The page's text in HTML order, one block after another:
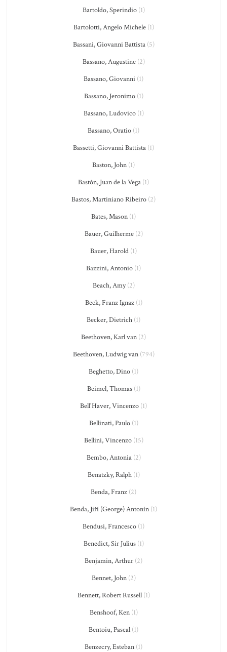
Bartoldo, Sperindio(1)
Bartolotti, Angelo Michele(1)
Bassani, Giovanni Battista(5)
Bassano, Augustine(2)
Bassano, Giovanni (1)
Bassano, Jeronimo(1)
Bassano, Ludovico(1)
Bassano, Oratio (1)
Bassetti, Giovanni Battista (1)
Baston, John (1)
Bastón, Juan de la Vega (1)
Bastos, Martiniano Ribeiro (2)
Bates, Mason (1)
Bauer, Guilherme(2)
Bauer, Harold (1)
Bazzini, Antonio (1)
Beach, Amy(2)
Beck, Franz Ignaz(1)
Becker, Dietrich (1)
Beethoven, Karl van (2)
Beethoven, Ludwig van(794)
Beghetto, Dino (1)
Beimel, Thomas(1)
Bell'Haver, Vincenzo (1)
Bellinati, Paulo(1)
Bellini, Vincenzo(15)
Bembo, Antonia(2)
Benatzky, Ralph(1)
Benda, Franz (2)
Benda, Jiří (George) Antonín (1)
Bendusi, Francesco (1)
Benedict, Sir Julius(1)
Benjamin, Arthur (2)
Bennet, John(2)
Bennett, Robert Russell(1)
Benshoof, Ken(1)
Bentoiu, Pascal (1)
Benzecry, Esteban (1)